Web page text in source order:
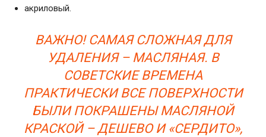
акриловый.
ВАЖНО! САМАЯ СЛОЖНАЯ ДЛЯ
УДАЛЕНИЯ – МАСЛЯНАЯ. В
СОВЕТСКИЕ ВРЕМЕНА
ПРАКТИЧЕСКИ ВСЕ ПОВЕРХНОСТИ
БЫЛИ ПОКРАШЕНЫ МАСЛЯНОЙ
КРАСКОЙ – ДЕШЕВО И «СЕРДИТО»,